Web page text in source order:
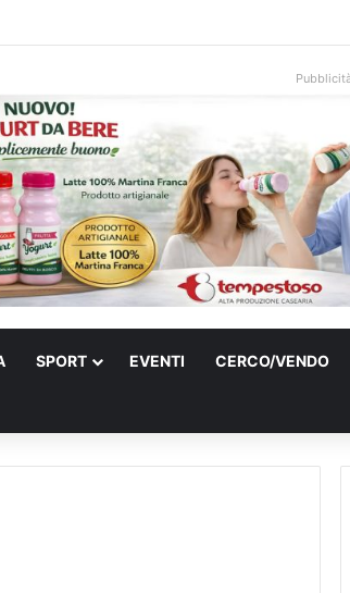
mafia in un micro nido: nasce anche il cimitero
SPORT EVENTI CERCO/VENDO